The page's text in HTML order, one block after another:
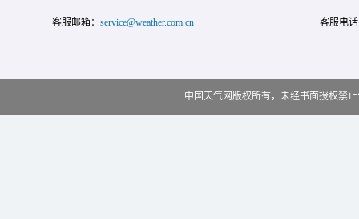
客服邮箱： service@weather.com.cn 客服电
中国天气网版权所有，未经书面授权